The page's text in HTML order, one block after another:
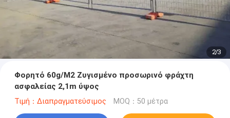
2/3
Φορητό 60g/M2 Ζυγισμένο προσωρινό φράχτη
ασφαλείας 2,1m ύψος
Τιμή：Διαπραγματεύσιμος MOQ：50 μέτρα